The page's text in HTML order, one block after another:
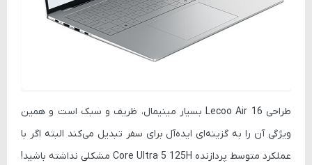
طراحی Lecoo Air 16 بسیار مینیمال، ظریف و سبک است و همین
ویژگی آن را به گزینه‌ای ایده‌آل برای سفر تبدیل می‌کند البته اگر با
عملکرد متوسط پردازنده Core Ultra 5 125H مشکلی نداشته باشید!